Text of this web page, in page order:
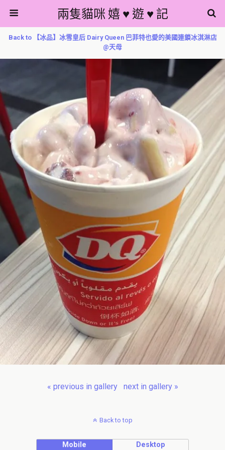
兩隻貓咪 嬉 ♥ 遊 ♥ 記
Back to 【冰品】冰雪皇后 Dairy Queen 巴菲特也愛的美國連鎖冰淇淋店
@天母
« previous in gallery next in gallery »
Back to top
Mobile Desktop